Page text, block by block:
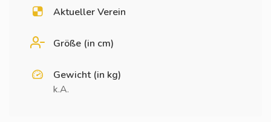
Aktueller Verein
Größe (in cm)
Gewicht (in kg)
k.A.